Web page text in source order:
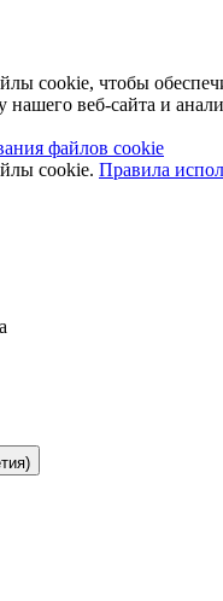
cookie, чтобы
веб-сайта и
файлов cookie
cookie. Правила